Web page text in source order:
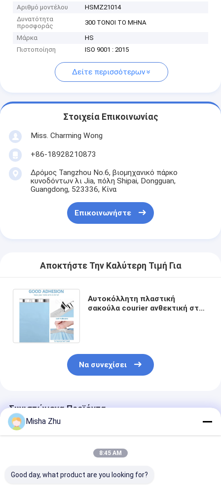
Αριθμό μοντέλου
HSMZ21014
Δυνατότητα
προσφοράς
300 ΤΟΝΟΙ ΤΟ ΜΗΝΑ
Μάρκα
HS
Πιστοποίηση
ISO 9001 : 2015
Δείτε περισσότερων
Στοιχεία Επικοινωνίας
Miss. Charming Wong
+86-18928210873
Δρόμος Tangzhou No.6, βιομηχανικό πάρκο
κυνοδόντων λι Jia, πόλη Shipai, Dongguan,
Guangdong, 523336, Κίνα
Επικοινωνήστε
Αποκτήστε Την Καλύτερη Τιμή Για
Αυτοκόλλητη πλαστική
σακούλα courier ανθεκτική στο
Να συνεχίσει
Συνιστώμενα Προϊόντα
Misha Zhu
8:45 AM
Good day, what product are you looking for?